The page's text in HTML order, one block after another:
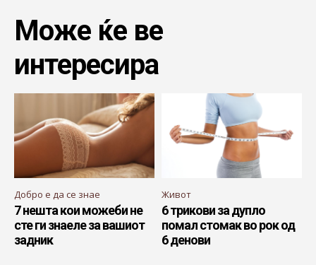
Може ќе ве
интересира
Добро е да се знае
7 нешта кои можеби не
сте ги знаеле за вашиот
задник
Живот
6 трикови за дупло
помал стомак во рок од
6 денови